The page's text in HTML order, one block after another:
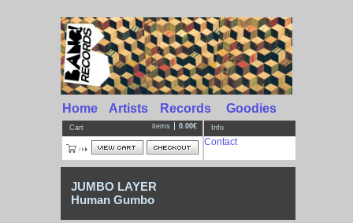
Home Artists Records Goodies
Cart items 0.00€ Info
Contact
JUMBO LAYER
Human Gumbo